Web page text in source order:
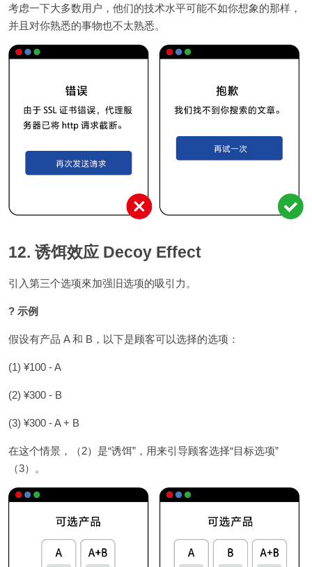
考虑一下大多数用户，他们的技术水平可能不如你想象的那样，
并且对你熟悉的事物也不太熟悉。
12. 诱饵效应 Decoy Effect
引入第三个选项來加强旧选项的吸引力。
? 示例
假设有产品 A 和 B，以下是顾客可以选择的选项：
(1) ¥100 - A
(2) ¥300 - B
(3) ¥300 - A + B
在这个情景，（2）是“诱饵”，用来引导顾客选择“目标选项”
（3）。